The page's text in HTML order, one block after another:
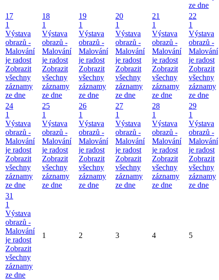
ze dne
17
1
Výstava
obrazů -
Malování
je radost
Zobrazit
všechny
záznamy
ze dne
18
1
Výstava
obrazů -
Malování
je radost
Zobrazit
všechny
záznamy
ze dne
19
1
Výstava
obrazů -
Malování
je radost
Zobrazit
všechny
záznamy
ze dne
20
1
Výstava
obrazů -
Malování
je radost
Zobrazit
všechny
záznamy
ze dne
21
1
Výstava
obrazů -
Malování
je radost
Zobrazit
všechny
záznamy
ze dne
22
1
Výstava
obrazů -
Malování
je radost
Zobrazit
všechny
záznamy
ze dne
24
1
Výstava
obrazů -
Malování
je radost
Zobrazit
všechny
záznamy
ze dne
25
1
Výstava
obrazů -
Malování
je radost
Zobrazit
všechny
záznamy
ze dne
26
1
Výstava
obrazů -
Malování
je radost
Zobrazit
všechny
záznamy
ze dne
27
1
Výstava
obrazů -
Malování
je radost
Zobrazit
všechny
záznamy
ze dne
28
1
Výstava
obrazů -
Malování
je radost
Zobrazit
všechny
záznamy
ze dne
29
1
Výstava
obrazů -
Malování
je radost
Zobrazit
všechny
záznamy
ze dne
31
1
Výstava
obrazů -
Malování
je radost
Zobrazit
všechny
záznamy
ze dne
1 2 3 4 5